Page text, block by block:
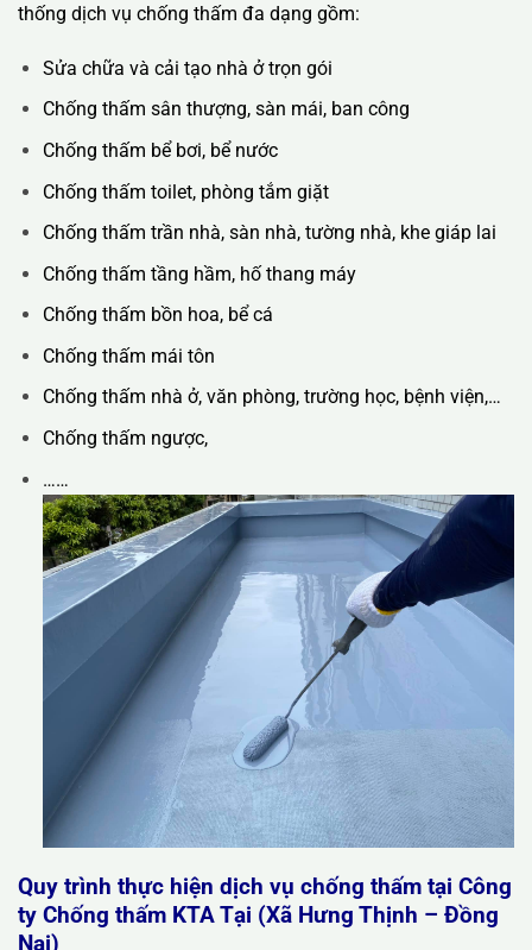
thống dịch vụ chống thấm đa dạng gồm:
Sửa chữa và cải tạo nhà ở trọn gói
Chống thấm sân thượng, sàn mái, ban công
Chống thấm bể bơi, bể nước
Chống thấm toilet, phòng tắm giặt
Chống thấm trần nhà, sàn nhà, tường nhà, khe giáp lai
Chống thấm tầng hầm, hố thang máy
Chống thấm bồn hoa, bể cá
Chống thấm mái tôn
Chống thấm nhà ở, văn phòng, trường học, bệnh viện,…
Chống thấm ngược,
……
Quy trình thực hiện dịch vụ chống thấm tại Công
ty Chống thấm KTA Tại (Xã Hưng Thịnh – Đồng
Nai)